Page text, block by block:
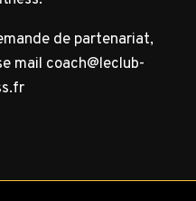
de partenariat,
mail coach@leclub-